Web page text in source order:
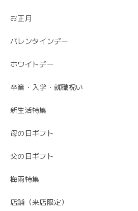
お正月
バレンタインデー
ホワイトデー
卒業・入学・就職祝い
新生活特集
母の日ギフト
父の日ギフト
梅雨特集
店舗（来店限定）